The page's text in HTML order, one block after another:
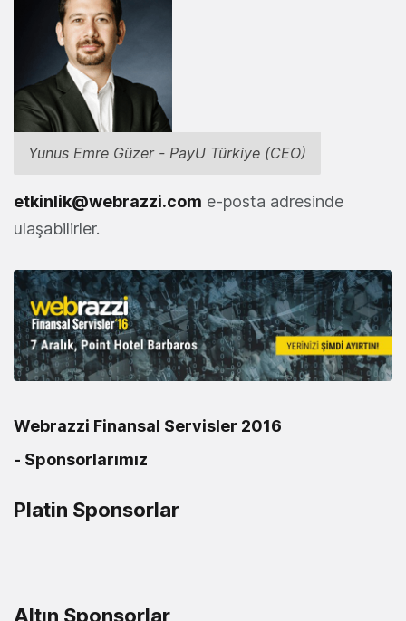
Yunus Emre Güzer - PayU Türkiye (CEO)
etkinlik@webrazzi.com e-posta adresinde
ulaşabilirler.
Webrazzi Finansal Servisler 2016
- Sponsorlarımız
Platin Sponsorlar
Altın Sponsorlar